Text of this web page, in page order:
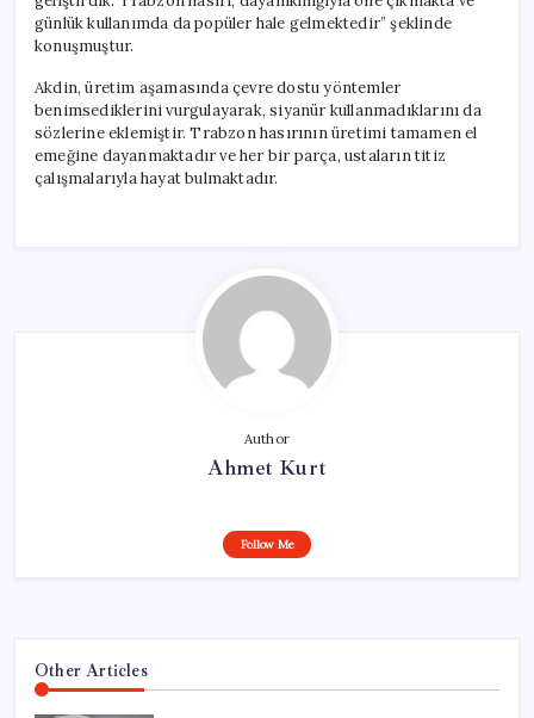
günlük kullanımda da popüler hale gelmektedir” şeklinde
konuşmuştur.
Akdin, üretim aşamasında çevre dostu yöntemler
benimsediklerini vurgulayarak, siyanür kullanmadıklarını da
sözlerine eklemiştir. Trabzon hasırının üretimi tamamen el
emeğine dayanmaktadır ve her bir parça, ustaların titiz
çalışmalarıyla hayat bulmaktadır.
Author
Ahmet Kurt
Follow Me
Other Articles